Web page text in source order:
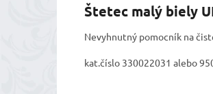
Štetec malý biely
Nevyhnutný pomocník na
kat.číslo 330022031 alebo